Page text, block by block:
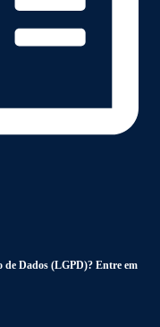
de Dados (LGPD)? Entre em